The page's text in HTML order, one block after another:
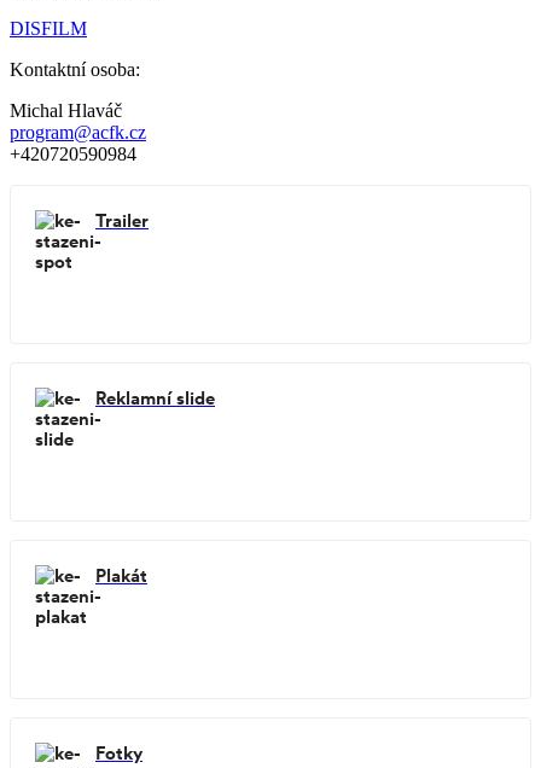
DISFILM
Kontaktní osoba:
Michal Hlaváč
program@acfk.cz
+420720590984
Trailer
Reklamní slide
Plakát
Fotky